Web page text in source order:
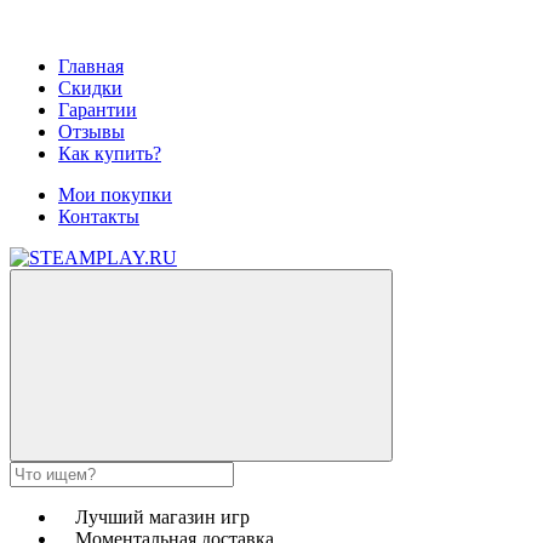
Главная
Скидки
Гарантии
Отзывы
Как купить?
Мои покупки
Контакты
Лучший магазин игр
Моментальная доставка